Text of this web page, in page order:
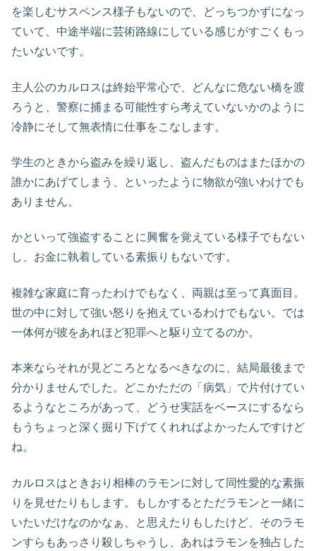
を楽しむサスペンス様子もないので、どっちつかずになっ
ていて、中途半端に芸術路線にしている感じがすごくもっ
たいないです。
主人公のカルロスは終始平常心で、どんなに危ない橋を渡
ろうと、警察に捕まる可能性すら考えていないかのように
冷静にそして無表情に仕事をこなします。
学生のときから盗みを繰り返し、盗んだものはまたほかの
誰かにあげてしまう、といったように物欲が強いわけでも
ありません。
かといって強盗することに興奮を覚えている様子でもない
し、お金に執着している素振りもないです。
複雑な家庭に育ったわけでもなく、両親は至って真面目。
世の中に対して強い怒りを抱えているわけでもない。では
一体何が彼をあれほど犯罪へと駆り立てるのか。
本来ならそれが見どころとなるべきなのに、結局最後まで
分かりませんでした。どこかただの「病気」で片付けてい
るようなところがあって、どうせ実話をベースにするなら
もうちょっと深く掘り下げてくれればよかったんですけど
ね。
カルロスはときおり相棒のラモンに対して同性愛的な素振
りを見せたりもします。もしかするとただラモンと一緒に
いたいだけなのかなぁ、と思えたりもしたけど、そのラモ
ンすらもあっさり殺しちゃうし、あれはラモンを独占した